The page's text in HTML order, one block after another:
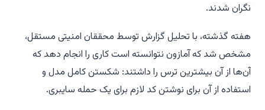
نگران شدند.
هفته گذشته، با تحلیل گزارش توسط محققان امنیتی مستقل،
مشخص شد که آمازون نتوانسته است کاری را انجام دهد که
آن‌ها از آن بیشترین ترس را داشتند: شکستن کامل مدل و
استفاده از آن برای نوشتن کد لازم برای یک حمله سایبری.